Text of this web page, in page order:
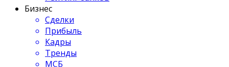
Бизнес
Сделки
Прибыль
Кадры
Тренды
МСБ